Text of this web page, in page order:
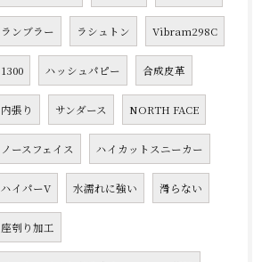
ランブラー ラシュトン Vibram298C
1300 ハッシュパピー 合成皮革
内張り サンダース NORTH FACE
ノースフェイス ハイカットスニーカー
ハイパーV 水濡れに強い 滑らない
座刳り加工